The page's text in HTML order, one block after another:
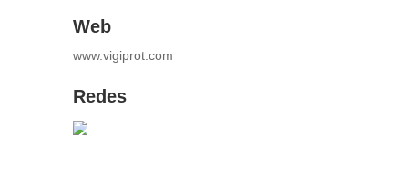
Web
www.vigiprot.com
Redes